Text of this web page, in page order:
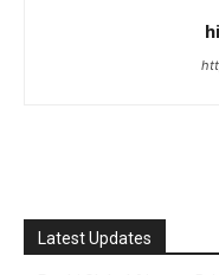
Latest Updates